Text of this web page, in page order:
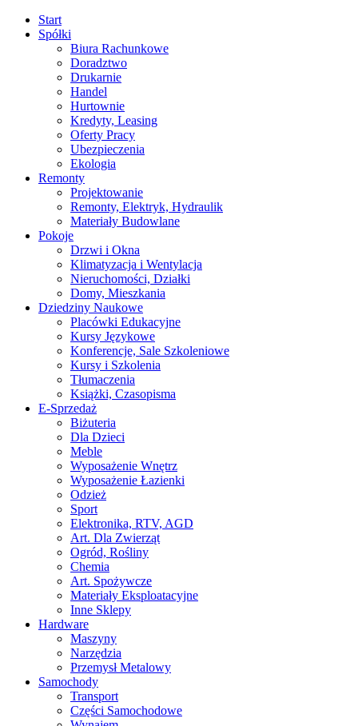
Start
Spółki
Biura Rachunkowe
Doradztwo
Drukarnie
Handel
Hurtownie
Kredyty, Leasing
Oferty Pracy
Ubezpieczenia
Ekologia
Remonty
Projektowanie
Remonty, Elektryk, Hydraulik
Materiały Budowlane
Pokoje
Drzwi i Okna
Klimatyzacja i Wentylacja
Nieruchomości, Działki
Domy, Mieszkania
Dziedziny Naukowe
Placówki Edukacyjne
Kursy Językowe
Konferencje, Sale Szkoleniowe
Kursy i Szkolenia
Tłumaczenia
Książki, Czasopisma
E-Sprzedaż
Biżuteria
Dla Dzieci
Meble
Wyposażenie Wnętrz
Wyposażenie Łazienki
Odzież
Sport
Elektronika, RTV, AGD
Art. Dla Zwierząt
Ogród, Rośliny
Chemia
Art. Spożywcze
Materiały Eksploatacyjne
Inne Sklepy
Hardware
Maszyny
Narzędzia
Przemysł Metalowy
Samochody
Transport
Części Samochodowe